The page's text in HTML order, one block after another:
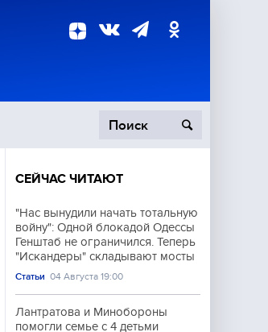
СЕЙЧАС ЧИТАЮТ
"Нас вынудили начать тотальную
войну": Одной блокадой Одессы
Генштаб не ограничился. Теперь
"Искандеры" складывают мосты
Статьи 04 Августа 19:00
Лантратова и Минобороны
помогли семье с 4 детьми